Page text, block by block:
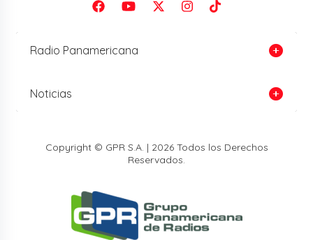
Radio Panamericana
Noticias
Copyright © GPR S.A. | 2026 Todos los Derechos
Reservados.